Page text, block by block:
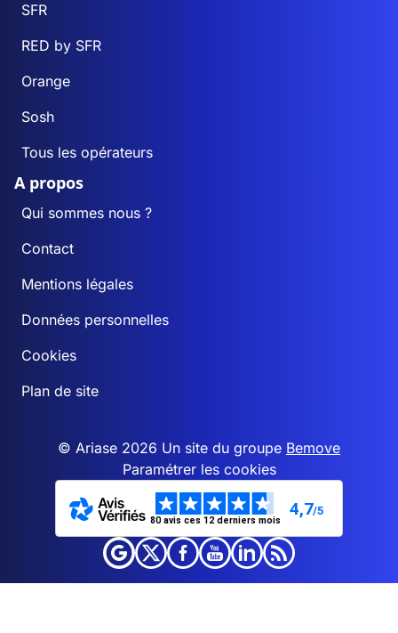
SFR
RED by SFR
Orange
Sosh
Tous les opérateurs
A propos
Qui sommes nous ?
Contact
Mentions légales
Données personnelles
Cookies
Plan de site
© Ariase 2026 Un site du groupe Bemove
Paramétrer les cookies
80 avis ces 12 derniers mois
4,7/5